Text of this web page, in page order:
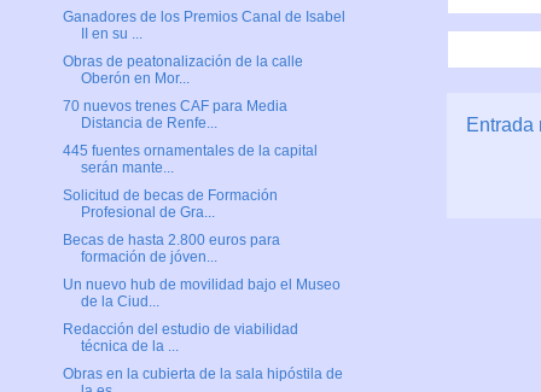
Entrada
Ganadores de los Premios Canal de Isabel
II en su ...
Obras de peatonalización de la calle
Oberón en Mor...
70 nuevos trenes CAF para Media
Distancia de Renfe...
445 fuentes ornamentales de la capital
serán mante...
Solicitud de becas de Formación
Profesional de Gra...
Becas de hasta 2.800 euros para
formación de jóven...
Un nuevo hub de movilidad bajo el Museo
de la Ciud...
Redacción del estudio de viabilidad
técnica de la ...
Obras en la cubierta de la sala hipóstila de